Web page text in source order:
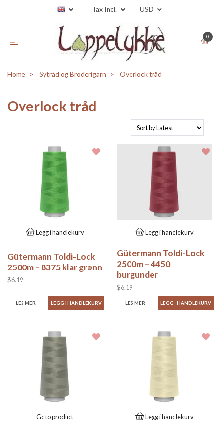
Tax Incl. USD
0
Home Sytråd og Broderigarn Overlock tråd
Overlock tråd
Legg i handlekurv
Gütermann Toldi-Lock
2500m – 8375 klar grønn
$6.19
LES MER
Legg i handlekurv
Gütermann Toldi-Lock
2500m – 4450
burgunder
$6.19
LES MER
Go to product Legg i handlekurv